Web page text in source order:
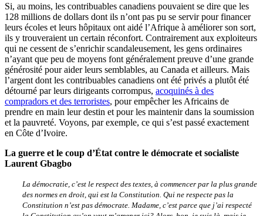
Si, au moins, les contribuables canadiens pouvaient se dire que les
128 millions de dollars dont ils n’ont pas pu se servir pour financer
leurs écoles et leurs hôpitaux ont aidé l’Afrique à améliorer son sort,
ils y trouveraient un certain réconfort. Contrairement aux exploiteurs
qui ne cessent de s’enrichir scandaleusement, les gens ordinaires
n’ayant que peu de moyens font généralement preuve d’une grande
générosité pour aider leurs semblables, au Canada et ailleurs. Mais
l’argent dont les contribuables canadiens ont été privés a plutôt été
détourné par leurs dirigeants corrompus, acoquinés à des
compradors et des terroristes, pour empêcher les Africains de
prendre en main leur destin et pour les maintenir dans la soumission
et la pauvreté. Voyons, par exemple, ce qui s’est passé exactement
en Côte d’Ivoire.
La guerre et le coup d’État contre le démocrate et socialiste
Laurent Gbagbo
La démocratie, c’est le respect des textes, à commencer par la plus grande
des normes en droit, qui est la Constitution. Qui ne respecte pas la
Constitution n’est pas démocrate. Madame, c’est parce que j’ai respecté